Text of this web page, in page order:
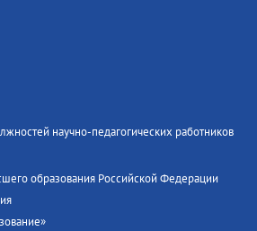
научно-педагогических работников
образования Российской Федерации